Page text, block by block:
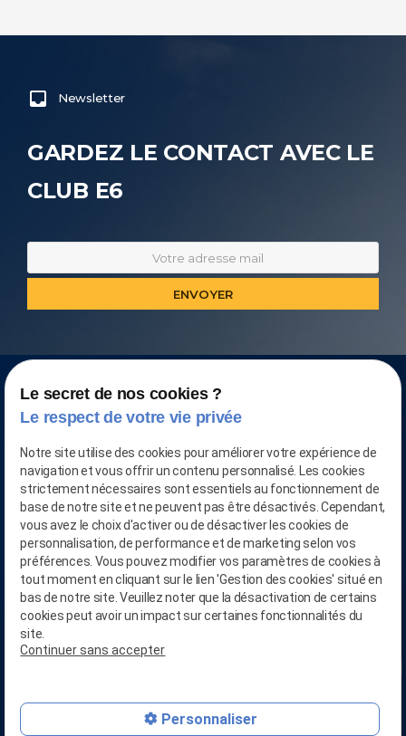
mail
Newsletter
GARDEZ LE CONTACT AVEC LE
CLUB E6
CONTACTEZ-NOUS AU
03.28.04.05.90
RETROUVEZ-NOUS SUR
RETROUVEZ-NOUS SUR
Le secret de nos cookies ?
Le respect de votre vie privée
Notre site utilise des cookies pour améliorer votre expérience de
navigation et vous offrir un contenu personnalisé. Les cookies
strictement nécessaires sont essentiels au fonctionnement de
base de notre site et ne peuvent pas être désactivés. Cependant,
vous avez le choix d'activer ou de désactiver les cookies de
personnalisation, de performance et de marketing selon vos
préférences. Vous pouvez modifier vos paramètres de cookies à
tout moment en cliquant sur le lien 'Gestion des cookies' situé en
bas de notre site. Veuillez noter que la désactivation de certains
cookies peut avoir un impact sur certaines fonctionnalités du
site.
Continuer sans accepter
Personnaliser